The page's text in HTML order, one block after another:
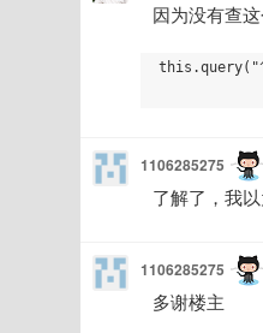
因为没有查
1106285275
了解了，我
1106285275
多谢楼主